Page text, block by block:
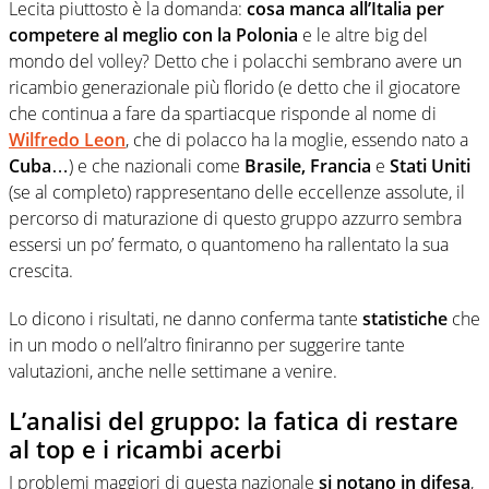
Lecita piuttosto è la domanda: cosa manca all’Italia per
competere al meglio con la Polonia e le altre big del
mondo del volley? Detto che i polacchi sembrano avere un
ricambio generazionale più florido (e detto che il giocatore
che continua a fare da spartiacque risponde al nome di
Wilfredo Leon, che di polacco ha la moglie, essendo nato a
Cuba…) e che nazionali come Brasile, Francia e Stati Uniti
(se al completo) rappresentano delle eccellenze assolute, il
percorso di maturazione di questo gruppo azzurro sembra
essersi un po’ fermato, o quantomeno ha rallentato la sua
crescita.
Lo dicono i risultati, ne danno conferma tante statistiche che
in un modo o nell’altro finiranno per suggerire tante
valutazioni, anche nelle settimane a venire.
L’analisi del gruppo: la fatica di restare
al top e i ricambi acerbi
I problemi maggiori di questa nazionale si notano in difesa,